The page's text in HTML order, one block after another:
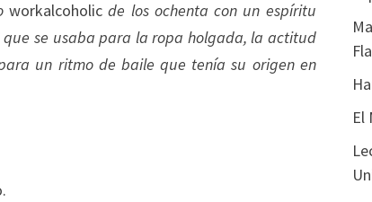
workalcoholicde los ochenta con un espíritu
que se usaba para la ropa holgada, la actitud
un ritmo de baile que tenía su origen en
El